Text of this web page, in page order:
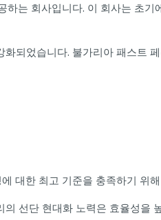
는 회사입니다. 이 회사는 초
되었습니다. 불가리아 패스트
대한 최고 기준을 충족하기 위
선단 현대화 노력은 효율성을